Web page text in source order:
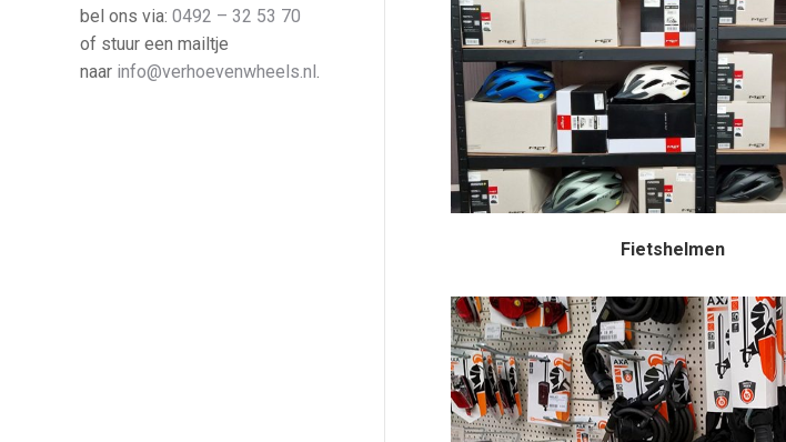
Fietshelmen
bel ons via: 0492 – 32 53 70
of stuur een mailtje
naar info@verhoevenwheels.nl.